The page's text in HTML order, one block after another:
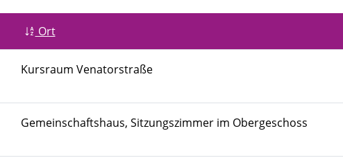
Ort
Kursraum Venatorstraße
Gemeinschaftshaus, Sitzungszimmer im Obergeschoss